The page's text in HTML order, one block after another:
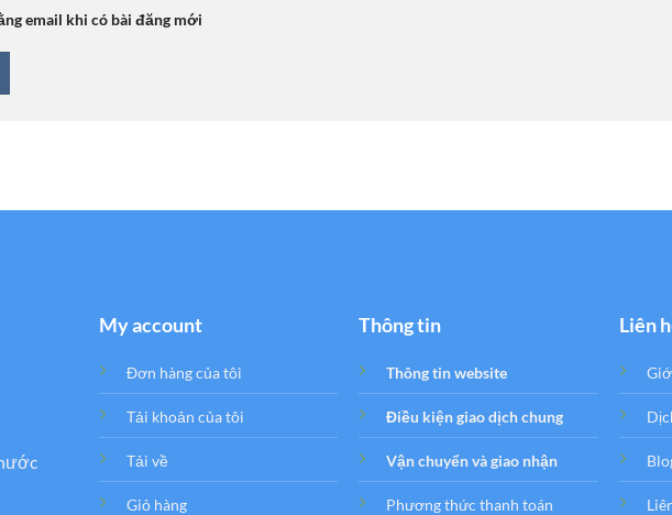
email khi có bài đăng mới
My account
Đơn hàng của tôi
Tải khoản của tôi
Tải về
Giỏ hàng
Thông tin
Thông tin website
Điều kiện giao dịch chung
Vận chuyển và giao nhận
Phương thức thanh toán
Liên